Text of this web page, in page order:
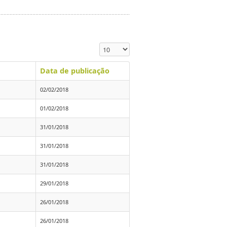
Exibir #
Data de publicação
02/02/2018
01/02/2018
31/01/2018
31/01/2018
31/01/2018
29/01/2018
26/01/2018
26/01/2018